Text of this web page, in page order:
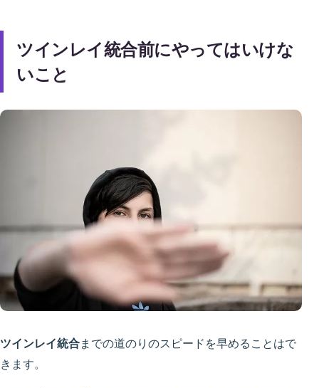
ツインレイ統合前にやってはいけな
いこと
ツインレイ統合までの道のりのスピードを早めることはで
きます。